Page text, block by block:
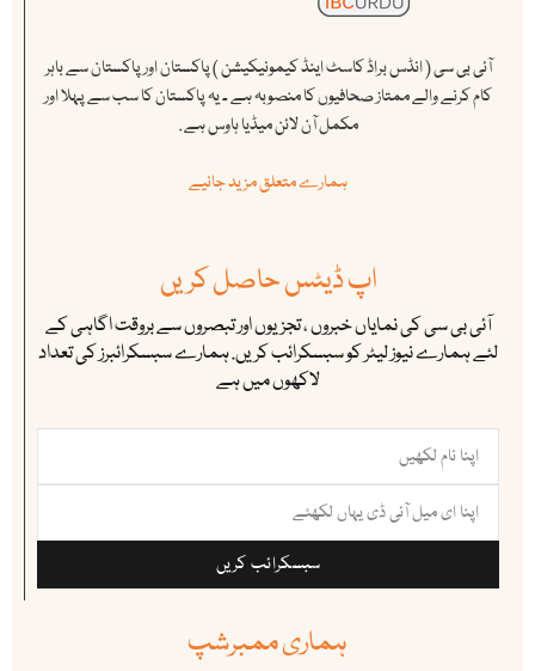
آئی بی سی ( انڈس براڈ کاسٹ اینڈ کیمونیکیشن ) پاکستان اور پاکستان سے باہر
کام کرنے والے ممتاز صحافیوں کا منصوبہ ہے ۔ یہ پاکستان کا سب سے پہلا اور
مکمل آن لائن میڈیا ہاوس ہے .
ہمارے متعلق مزید جانیے
اپ ڈیٹس حاصل کریں
آئی بی سی کی نمایاں خبروں ، تجزیوں اور تبصروں سے بروقت اگاہی کے
لئے ہمارے نیوز لیٹر کو سبسکرائب کریں. ہمارے سبسکرائبرز کی تعداد
لاکھوں میں ہے
سبسکرائب کریں
ہماری ممبرشپ